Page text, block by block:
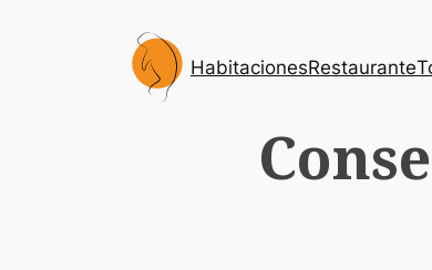
HabitacionesRestaurante